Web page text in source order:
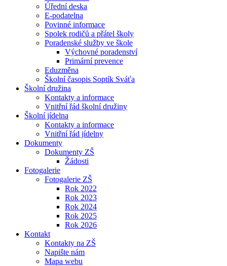
Úřední deska
E-podatelna
Povinné informace
Spolek rodičů a přátel školy
Poradenské služby ve škole
Výchovné poradenství
Primární prevence
Eduzměna
Školní časopis Soptík Sváťa
Školní družina
Kontakty a informace
Vnitřní řád školní družiny
Školní jídelna
Kontakty a informace
Vnitřní řád jídelny
Dokumenty
Dokumenty ZŠ
Žádosti
Fotogalerie
Fotogalerie ZŠ
Rok 2022
Rok 2023
Rok 2024
Rok 2025
Rok 2026
Kontakt
Kontakty na ZŠ
Napište nám
Mapa webu